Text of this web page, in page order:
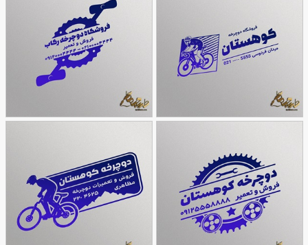
مهر دوچرخه فروشی
طرح مهر مغازه دوچرخه
40